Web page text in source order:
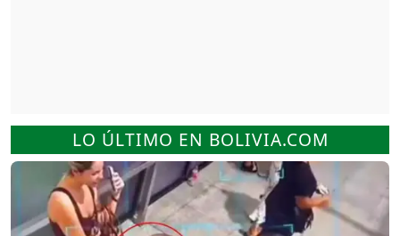
LO ÚLTIMO EN BOLIVIA.COM